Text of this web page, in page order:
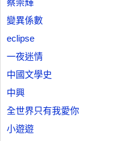
蔡崇輝
變異係數
eclipse
一夜迷情
中國文學史
中興
全世界只有我愛你
小遊遊